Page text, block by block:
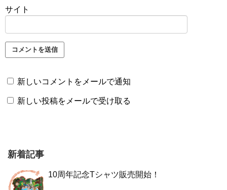
サイト
新しいコメントをメールで通知
新しい投稿をメールで受け取る
新着記事
10周年記念Tシャツ販売開始！